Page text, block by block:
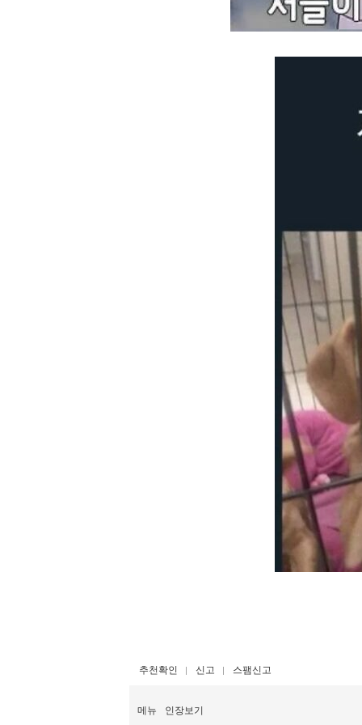
추천확인 신고 스팸신고
메뉴 인장보기